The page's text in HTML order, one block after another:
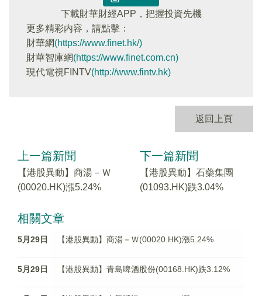
下載財華財經APP，把握投資先機
更多精彩内容，請點擊：
財華網(https://www.finet.hk/)
財華智庫網(https://www.finet.com.cn)
現代電視FINTV(http://www.fintv.hk)
返回上頁
上一篇新聞
【港股異動】商湯－Ｗ
(00020.HK)漲5.24%
下一篇新聞
【港股異動】石藥集團
(01093.HK)跌3.04%
相關文章
5月29日 【港股異動】商湯－Ｗ(00020.HK)漲5.24%
5月29日 【港股異動】青島啤酒股份(00168.HK)跌3.12%